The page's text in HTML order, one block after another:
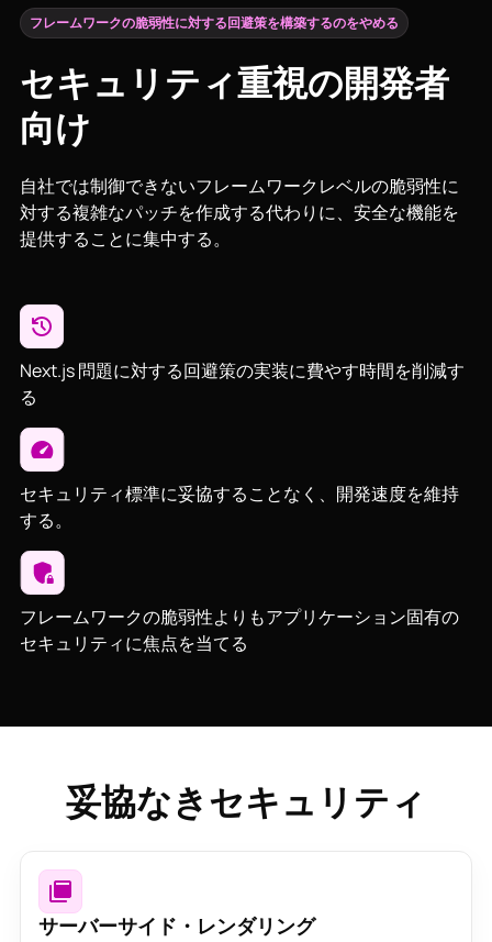
フレームワークの脆弱性に対する回避策を構築するのをやめる
セキュリティ重視の開発者
向け
自社では制御できないフレームワークレベルの脆弱性に
対する複雑なパッチを作成する代わりに、安全な機能を
提供することに集中する。
Next.js 問題に対する回避策の実装に費やす時間を削減す
る
セキュリティ標準に妥協することなく、開発速度を維持
する。
フレームワークの脆弱性よりもアプリケーション固有の
セキュリティに焦点を当てる
妥協なきセキュリティ
サーバーサイド・レンダリング